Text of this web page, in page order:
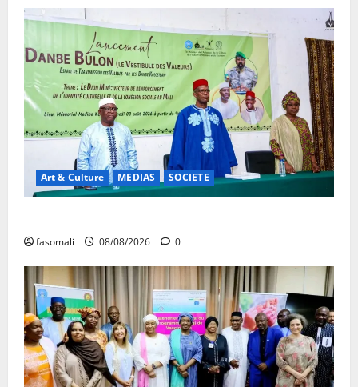
Art & Culture MEDIAS SOCIETE
fasomali 08/08/2026 0